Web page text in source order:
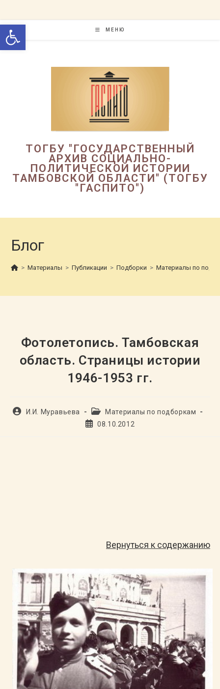
Открыть панель
содержимому
МЕНЮ
ТОГБУ "ГОСУДАРСТВЕННЫЙ
АРХИВ СОЦИАЛЬНО-
ПОЛИТИЧЕСКОЙ ИСТОРИИ
ТАМБОВСКОЙ ОБЛАСТИ" (ТОГБУ
"ГАСПИТО")
Блог
> Материалы > Публикации > Подборки > Материалы по
Фотолетопись. Тамбовская
область. Страницы истории
1946-1953 гг.
АвторИ.И. Муравьева
Рубрика
записи:
Материалы по подборкам
Запись08.10.2012
Вернуться к содержанию